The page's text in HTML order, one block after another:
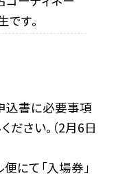
す。
込書に必要事項
ださい。（2月6日
にて「入場券」